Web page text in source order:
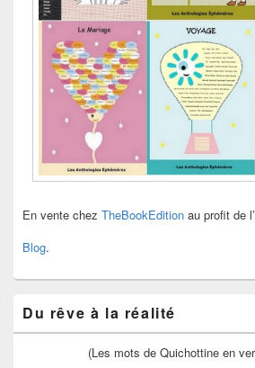
En vente chez TheBookEdition au profit de
Blog.
Du rêve à la réalité
(Les mots de Quichottine en